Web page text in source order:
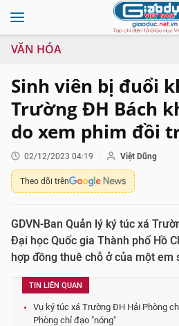
VĂN HÓA
Sinh viên bị đuổi
Trường ĐH Bách
do xem phim đồi
02/12/2023 04:19 Việt Dũng
Theo dõi trên
GDVN-Ban Quản lý ký túc xá
Đại học Quốc gia Thành phố Hồ
hợp đồng thuê chỗ ở của một em
TIN LIÊN QUAN
Vụ ký túc xá Trường ĐH Hải Phòng
Phòng chỉ đạo "nóng"